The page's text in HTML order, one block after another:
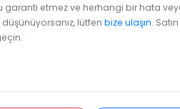
garanti etmez ve herhangi bir hata
lütfen bize ulaşın.